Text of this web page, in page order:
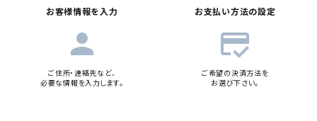
お客様情報を入力
person
ご住所・連絡先など、
必要な情報を入力します。
お支払い方法の設定
credit_score
ご希望の決済方法を
お選び下さい。